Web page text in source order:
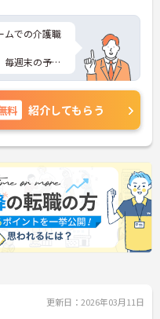
ムでの介護職
毎週末の予定
までに退勤が
ます！
お伝えします
。
料 紹介してもらう
更新日：2026年03月11日